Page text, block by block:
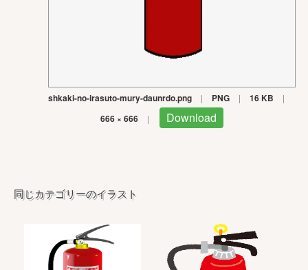
shkaki-no-irasuto-mury-daunrdo.png | PNG | 16 KB |
666 × 666 | Download
同じカテゴリーのイラスト